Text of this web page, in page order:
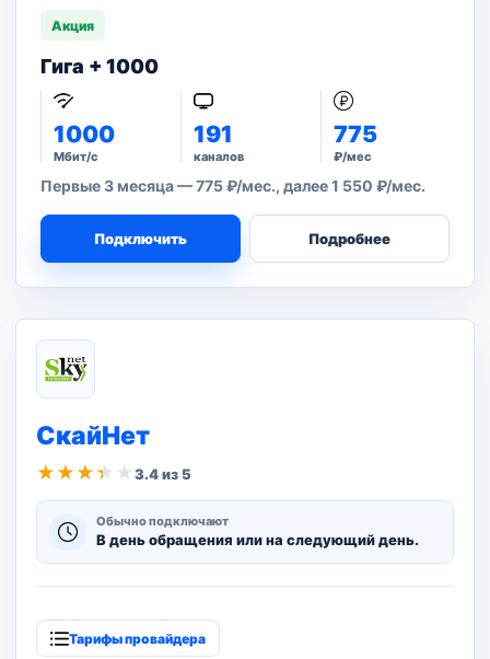
Акция
Гига + 1000
1000
Мбит/с
191
каналов
775
₽/мес
Первые 3 месяца — 775 ₽/мес., далее 1 550 ₽/мес.
Подключить Подробнее
СкайНет
★ ★ ★ ★ ★3.4 из 5
Обычно подключают
В день обращения или на следующий день.
Тарифы провайдера